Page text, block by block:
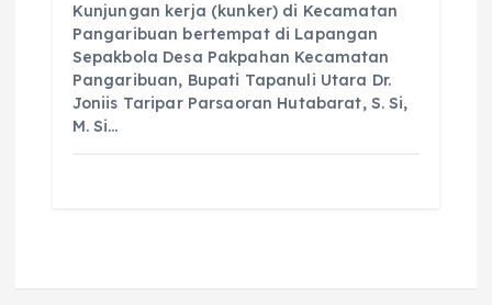
Kunjungan kerja (kunker) di Kecamatan
Pangaribuan bertempat di Lapangan
Sepakbola Desa Pakpahan Kecamatan
Pangaribuan, Bupati Tapanuli Utara Dr.
Joniis Taripar Parsaoran Hutabarat, S. Si,
M. Si…